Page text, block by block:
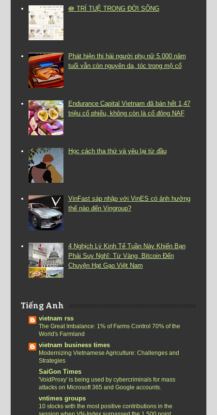
🪷 TRÍ TUỆ TRONG ĐỜI SỐNG
Phát hiện thi hài người phụ nữ 5.000 năm
tuổi vẫn còn nguyên da, tóc trong mộ cổ
Endurance Capital Vietnam đã bán hết 1,47
triệu cổ phiếu, không còn là cổ đông NAF
Học cách tha thứ và yêu lại từ đầu
VinFast sáp nhập với VinES có ảnh hưởng
thế nào đến Vingroup?
4 Nghịch Lý Kinh Tế Tuần Này Khiến Bạn
Phải Suy Nghĩ: Từ Vàng, Bitcoin Đến
Chuyện Hạt Gạo Việt Nam
Tiếng Anh
vietnam rss
The Great Imbalance: 1% of Farms Control 70% of the
World's Farmland
vietnam business times
Modernizing Vietnamese Agriculture: Challenges and
Strategies
SaiGon Times
'VoidProxy' is being used by cybercriminals for mass
attacks on Microsoft 365 and Google accounts.
vntimes groups
10 stocks with the most positive contributions in the